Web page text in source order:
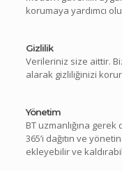
korumaya yardımcı
Gizlilik
Verileriniz size aittir.
alarak gizliliğinizi
Yönetim
BT uzmanlığına
365’i dağıtın ve
ekleyebilir ve